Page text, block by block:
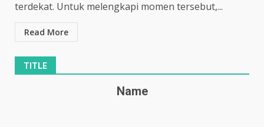
terdekat. Untuk melengkapi momen tersebut,...
Read More
TITLE
Name